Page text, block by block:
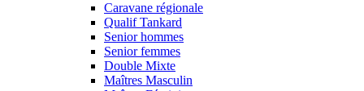
Caravane régionale
Qualif Tankard
Senior hommes
Senior femmes
Double Mixte
Maîtres Masculin